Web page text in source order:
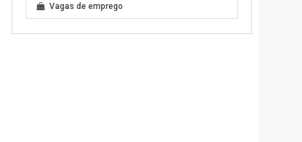
Vagas de emprego